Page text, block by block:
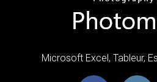
Microsoft Excel, Tableur,